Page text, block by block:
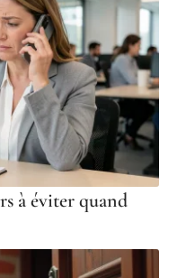
à éviter quand